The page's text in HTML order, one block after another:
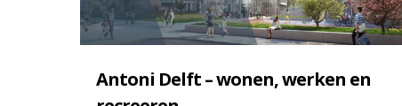
Antoni Delft – wonen, werken en